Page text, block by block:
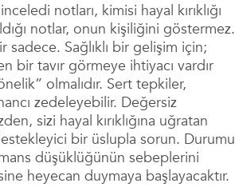
notları, kimisi hayal kırıklığı
notlar, onun kişiliğini göstermez.
Sağlıklı bir gelişim için;
bir tavır görmeye ihtiyacı vardır
olmalıdır. Sert tepkiler,
zedeleyebilir. Değersiz
sizi hayal kırıklığına uğratan
bir üslupla sorun. Durumu
düşüklüğünün sebeplerini
heyecan duymaya başlayacaktır.